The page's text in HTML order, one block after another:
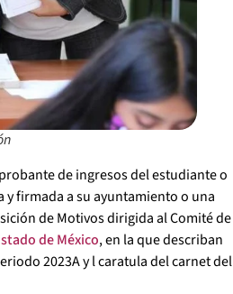
de ingresos del estudiante o
firmada a su ayuntamiento o una
de Motivos dirigida al Comité de
de México, en la que describan
2023A y l caratula del carnet del